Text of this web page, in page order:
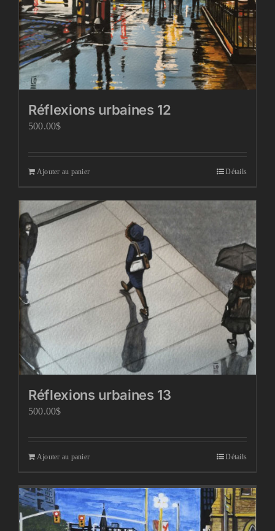
Réflexions urbaines 12
500.00$
Ajouter au panier Détails
Réflexions urbaines 13
500.00$
Ajouter au panier Détails